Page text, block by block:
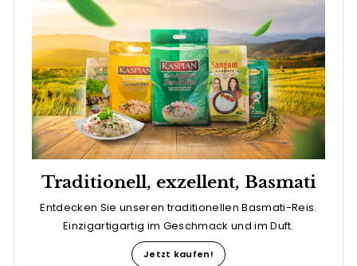
Traditionell, exzellent, Basmati
Entdecken Sie unseren traditionellen Basmati-Reis.
Einzigartigartig im Geschmack und im Duft.
Jetzt kaufen!